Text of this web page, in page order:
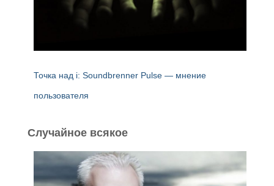
Точка над i: Soundbrenner Pulse — мнение
пользователя
Случайное всякое